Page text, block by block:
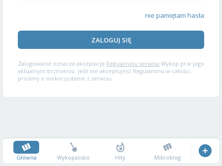
nie pamiętam hasła
ZALOGUJ SIĘ
Zalogowanie oznacza akceptację Regulaminu serwisu Wykop.pl w jego
aktualnym brzmieniu. Jeśli nie akceptujesz Regulaminu w całości,
prosimy o niekorzystanie z serwisu.
Główna Wykopalisko Hity Mikroblog